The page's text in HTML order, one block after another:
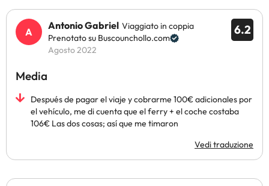
6.2
Antonio Gabriel Viaggiato in coppia
Prenotato su Buscounchollo.com
Agosto 2022
Media
Después de pagar el viaje y cobrarme 100€ adicionales por
el vehículo, me di cuenta que el ferry + el coche costaba
106€ Las dos cosas; así que me timaron
Vedi traduzione